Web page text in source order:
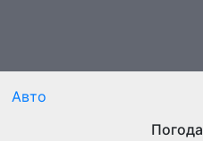
Авто
Погода